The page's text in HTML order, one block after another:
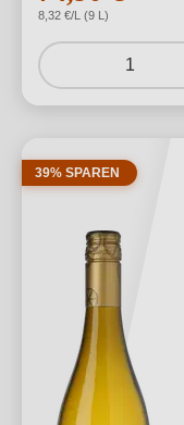
8,32 €/L (9 L)
1
39% SPAREN